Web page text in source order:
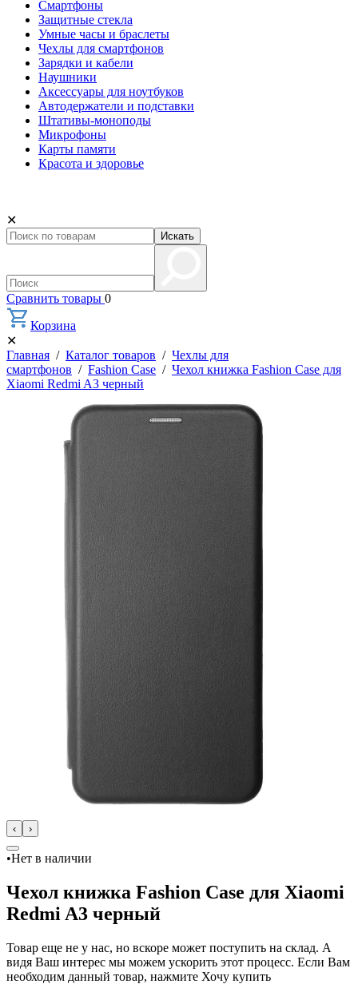
Смартфоны
Защитные стекла
Умные часы и браслеты
Чехлы для смартфонов
Зарядки и кабели
Наушники
Аксессуары для ноутбуков
Автодержатели и подставки
Штативы-моноподы
Микрофоны
Карты памяти
Красота и здоровье
✕
Искать
Сравнить товары 0
Корзина
✕
Главная / Каталог товаров / Чехлы для
смартфонов / Fashion Case / Чехол книжка Fashion Case для
Xiaomi Redmi A3 черный
‹ ›
•Нет в наличии
Чехол книжка Fashion Case для Xiaomi
Redmi A3 черный
Товар еще не у нас, но вскоре может поступить на склад. А
видя Ваш интерес мы можем ускорить этот процесс. Если Вам
необходим данный товар, нажмите Хочу купить